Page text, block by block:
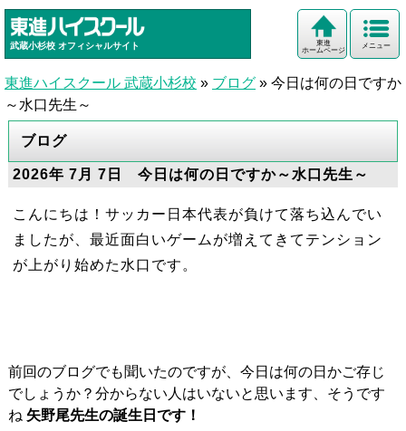
武蔵小杉校 オフィシャルサイト メニュー
東進
ホームページ
東進ハイスクール 武蔵小杉校 » ブログ » 今日は何の日ですか
～水口先生～
ブログ
2026年 7月 7日 今日は何の日ですか～水口先生～
こんにちは！サッカー日本代表が負けて落ち込んでい
ましたが、最近面白いゲームが増えてきてテンション
が上がり始めた水口です。
前回のブログでも聞いたのですが、今日は何の日かご存じ
でしょうか？分からない人はいないと思います、そうです
ね 矢野尾先生の誕生日です！